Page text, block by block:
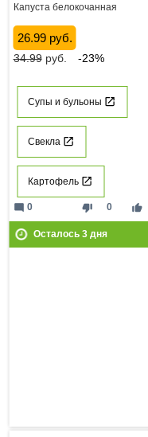
Капуста белокочанная
26.99 руб.
34.99руб. -23%
Супы и бульоны
Свекла
Картофель
thumb_down 0 thumb_up
mode_comment 0
Осталось 3дня